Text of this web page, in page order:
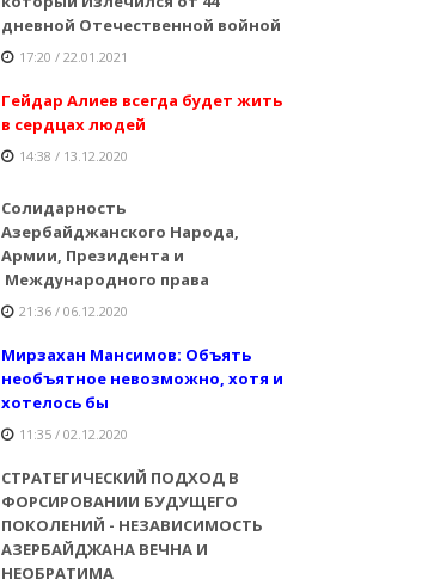
дневной Отечественной войной
17:20 / 22.01.2021
Гейдар Алиев всегда будет жить
в сердцах людей
14:38 / 13.12.2020
Солидарность
Азербайджанского Народа,
Армии, Президента и
Международного права
21:36 / 06.12.2020
Мирзахан Мансимов: Объять
необъятное невозможно, хотя и
хотелось бы
11:35 / 02.12.2020
СТРАТЕГИЧЕСКИЙ ПОДХОД В
ФОРСИРОВАНИИ БУДУЩЕГО
ПОКОЛЕНИЙ - НЕЗАВИСИМОСТЬ
АЗЕРБАЙДЖАНА ВЕЧНА И
НЕОБРАТИМА